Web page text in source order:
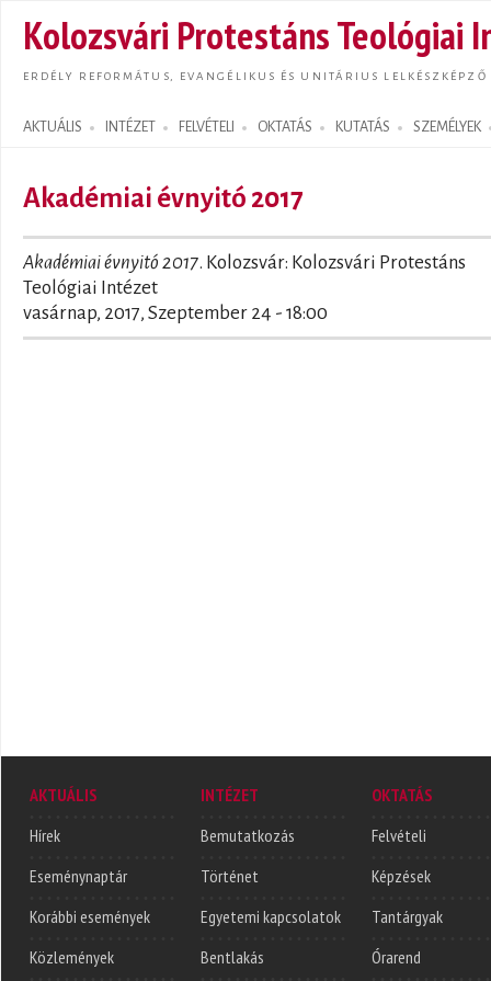
Kolozsvári Protestáns Teológiai
ERDÉLY REFORMÁTUS, EVANGÉLIKUS ÉS UNITÁRIUS LELKÉSZKÉPZŐ
AKTUÁLIS INTÉZET FELVÉTELI OKTATÁS KUTATÁS SZEMÉLYEK
Search form
Akadémiai évnyitó 2017
Akadémiai évnyitó 2017. Kolozsvár: Kolozsvári Protestáns
Teológiai Intézet
vasárnap, 2017, Szeptember 24 - 18:00
AKTUÁLIS
Hírek
Eseménynaptár
Korábbi események
Közlemények
INTÉZET
Bemutatkozás
Történet
Egyetemi kapcsolatok
Bentlakás
OKTATÁS
Felvételi
Képzések
Tantárgyak
Órarend